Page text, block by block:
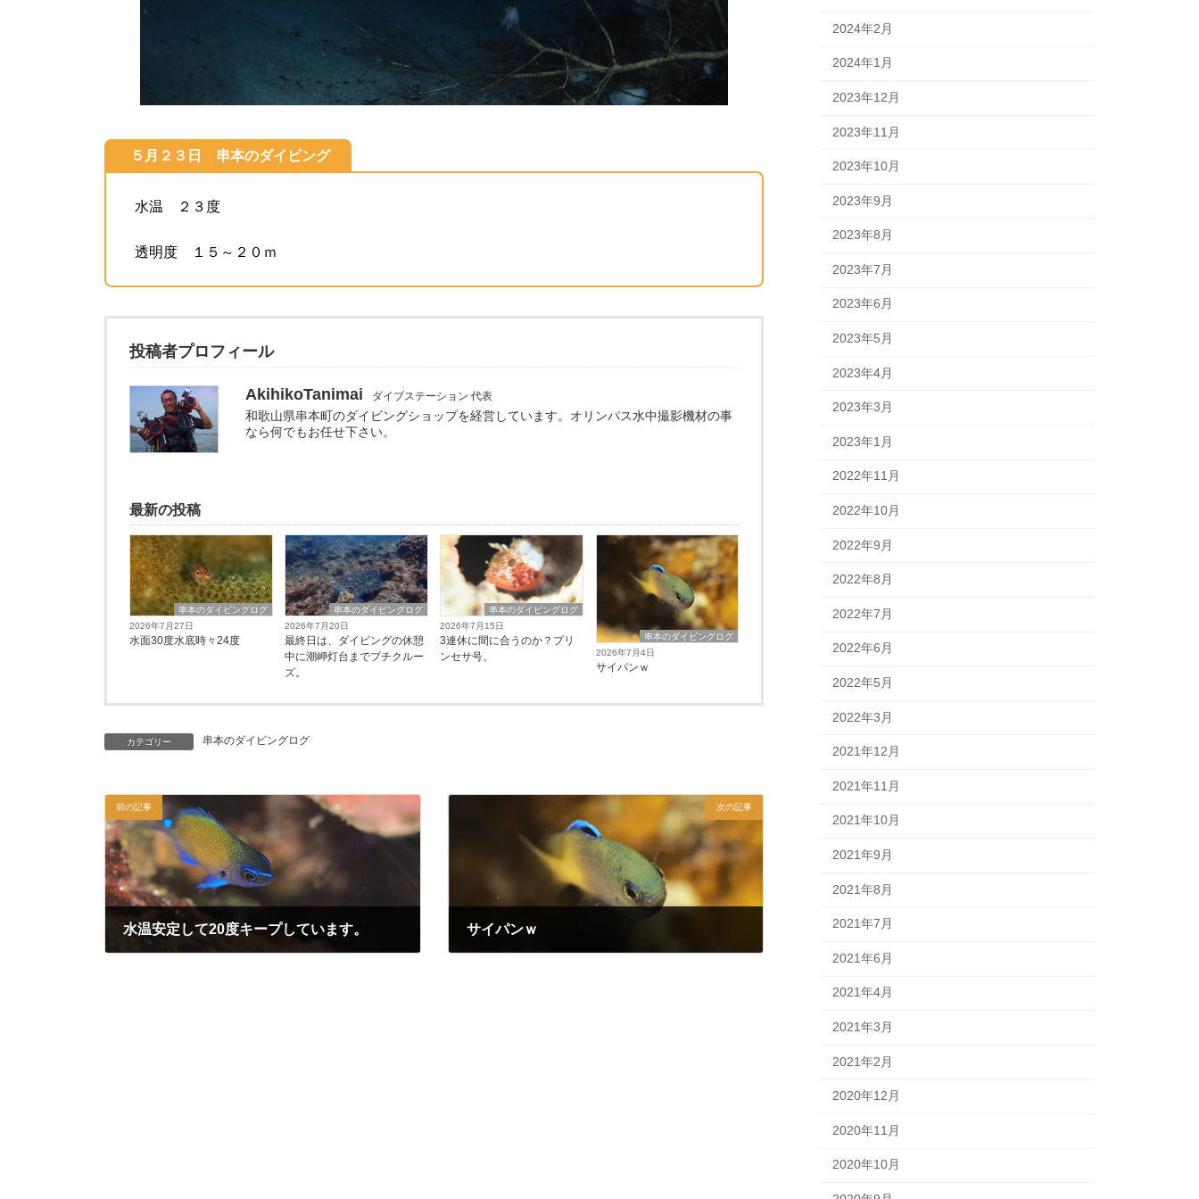
５月２３日 串本のダイビング
水温 ２３度
透明度 １５～２０ｍ
投稿者プロフィール
AkihikoTanimai ダイブステーション 代表
和歌山県串本町のダイビングショップを経営しています。オリンパス水中撮影機材の事
なら何でもお任せ下さい。
最新の投稿
串本のダイビングログ
2026年7月27日
水面30度水底時々24度
串本のダイビングログ
2026年7月20日
最終日は、ダイビングの休憩
中に潮岬灯台までプチクルー
ズ。
串本のダイビングログ
2026年7月15日
3連休に間に合うのか？プリ
ンセサ号。
串本のダイビングログ
2026年7月4日
サイパンｗ
カテゴリー 串本のダイビングログ
前の記事
水温安定して20度キープしています。
次の記事
サイパンｗ
2024年2月
2024年1月
2023年12月
2023年11月
2023年10月
2023年9月
2023年8月
2023年7月
2023年6月
2023年5月
2023年4月
2023年3月
2023年1月
2022年11月
2022年10月
2022年9月
2022年8月
2022年7月
2022年6月
2022年5月
2022年3月
2021年12月
2021年11月
2021年10月
2021年9月
2021年8月
2021年7月
2021年6月
2021年4月
2021年3月
2021年2月
2020年12月
2020年11月
2020年10月